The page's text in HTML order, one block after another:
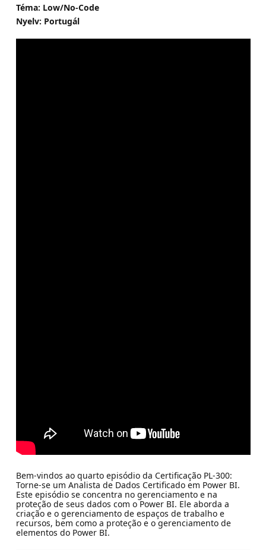
Téma: Low/No-Code
Nyelv: Portugál
Bem-vindos ao quarto episódio da Certificação PL-300:
Torne-se um Analista de Dados Certificado em Power BI.
Este episódio se concentra no gerenciamento e na
proteção de seus dados com o Power BI. Ele aborda a
criação e o gerenciamento de espaços de trabalho e
recursos, bem como a proteção e o gerenciamento de
elementos do Power BI.